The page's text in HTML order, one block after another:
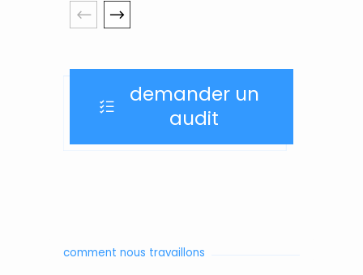
demander un
audit
comment nous travaillons